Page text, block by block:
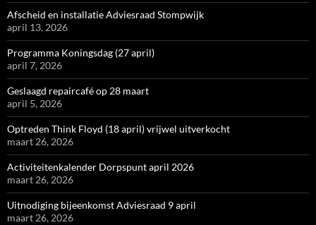
Afscheid en installatie Adviesraad Stompwijk
april 13, 2026
Programma Koningsdag (27 april)
april 7, 2026
Geslaagd repaircafé op 28 maart
april 5, 2026
Optreden Think Floyd (18 april) vrijwel uitverkocht
maart 26, 2026
Activiteitenkalender Dorpspunt april 2026
maart 26, 2026
Uitnodiging bijeenkomst Adviesraad 9 april
maart 26, 2026